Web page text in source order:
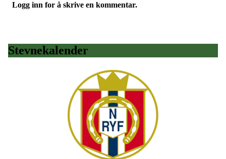
Logg inn for å skrive en kommentar.
Stevnekalender